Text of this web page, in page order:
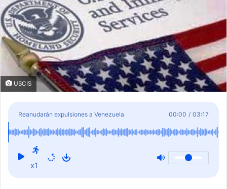
USCIS
Reanudarán expulsiones a Venezuela 00:00 / 03:17
x1